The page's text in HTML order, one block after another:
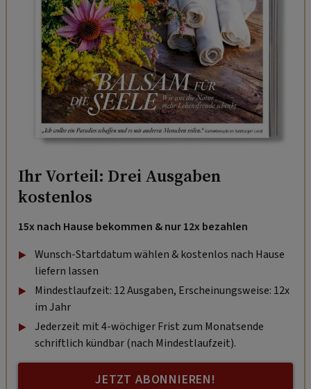
Ihr Vorteil: Drei Ausgaben
kostenlos
15x nach Hause bekommen & nur 12x bezahlen
Wunsch-Startdatum wählen & kostenlos nach Hause
liefern lassen
Mindestlaufzeit: 12 Ausgaben, Erscheinungsweise: 12x
im Jahr
Jederzeit mit 4-wöchiger Frist zum Monatsende
schriftlich kündbar (nach Mindestlaufzeit).
JETZT ABONNIEREN!